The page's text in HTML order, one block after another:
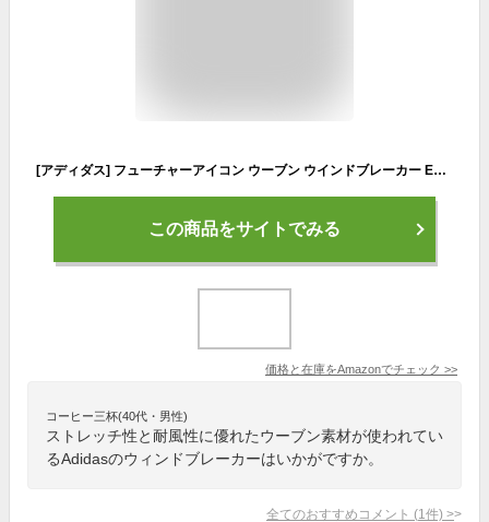
[アディダス] フューチャーアイコン ウーブン ウインドブレーカー EAV99/WO873 レディース EAV99 ブラック (HT4681) S
この商品をサイトでみる
価格と在庫をAmazonでチェック >>
コーヒー三杯(40代・男性)
ストレッチ性と耐風性に優れたウーブン素材が使われてい
るAdidasのウィンドブレーカーはいかがですか。
全てのおすすめコメント (1 件) >